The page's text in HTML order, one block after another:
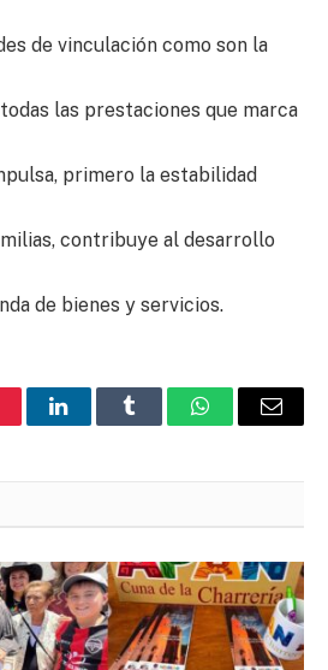
de vinculación como son la
las prestaciones que marca
primero la estabilidad
contribuye al desarrollo
de bienes y servicios.
LinkedInTumblr WhatsAppEmail